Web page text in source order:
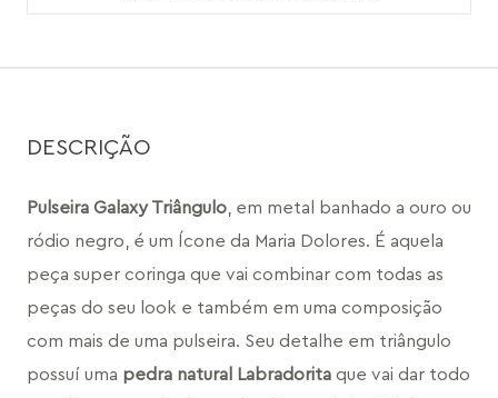
DESCRIÇÃO
Pulseira Galaxy Triângulo , em metal banhado a ouro ou
ródio negro, é um Ícone da Maria Dolores. É aquela
peça super coringa que vai combinar com todas as
peças do seu look e também em uma composição
com mais de uma pulseira. Seu detalhe em triângulo
possuí uma pedra natural Labradorita que vai dar todo